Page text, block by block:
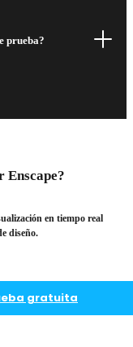
prueba?
Enscape?
en tiempo real
diseño.
gratuita